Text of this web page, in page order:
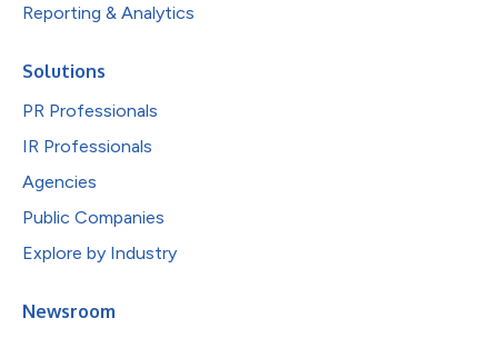
Reporting & Analytics
Solutions
PR Professionals
IR Professionals
Agencies
Public Companies
Explore by Industry
Newsroom